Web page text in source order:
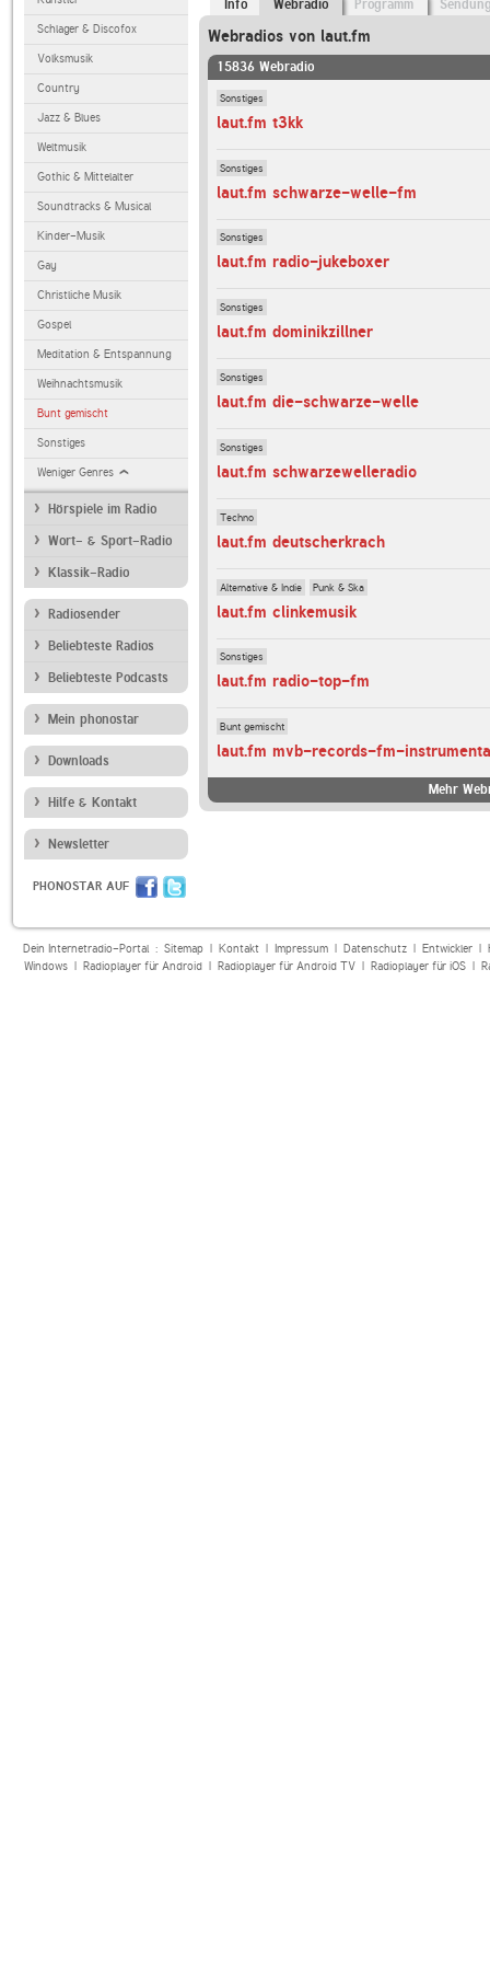
Schlager & Discofox
Volksmusik
Country
Jazz & Blues
Weltmusik
Gothic & Mittelalter
Soundtracks & Musical
Kinder-Musik
Gay
Christliche Musik
Gospel
Meditation & Entspannung
Weihnachtsmusik
Bunt gemischt
Sonstiges
Weniger Genres
Hörspiele im Radio
Wort- & Sport-Radio
Klassik-Radio
Radiosender
Beliebteste Radios
Beliebteste Podcasts
Mein phonostar
Downloads
Hilfe & Kontakt
Newsletter
PHONOSTAR AUF
Info Webradio Programm
Webradios von laut.fm
15836 Webradio
Sonstiges
laut.fm t3kk
Sonstiges
laut.fm schwarze-welle-fm
Sonstiges
laut.fm radio-jukeboxer
Sonstiges
laut.fm dominikzillner
Sonstiges
laut.fm die-schwarze-welle
Sonstiges
laut.fm schwarzewelleradio
Techno
laut.fm deutscherkrach
Alternative & Indie Punk & Ska
laut.fm clinkemusik
Sonstiges
laut.fm radio-top-fm
Bunt gemischt
laut.fm mvb-records-fm-
Mehr
Dein Internetradio-Portal : Sitemap| Kontakt| Impressum| Datenschutz| Entwickler|
Windows| Radioplayer für Android| Radioplayer für Android TV| Radioplayer für iOS|